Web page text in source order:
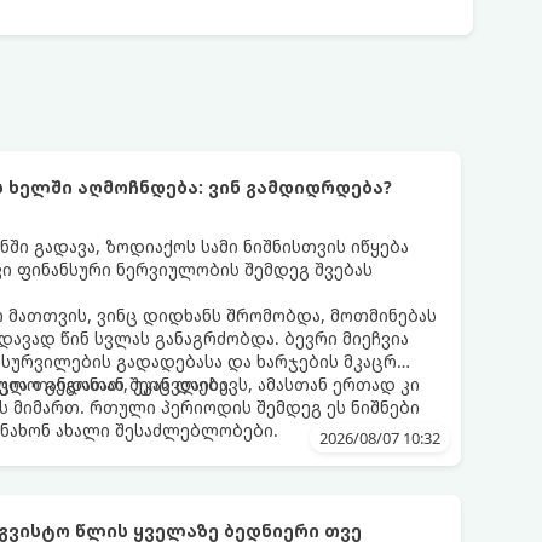
აღმოჩნდება: ვინ გამდიდრდება?
გადავა, ზოდიაქოს სამი ნიშნისთვის იწყება
ნერვიულობის შემდეგ შვებას
ვინც დიდხანს შრომობდა, მოთმინებას
წინ სვლას განაგრძობდა. ბევრი მიეჩვია
გადადებასა და ხარჯების მკაცრ
თანდათან შეიცვლება.
გეგონათ, უკან დაიხევს, ამასთან ერთად კი
მიმართ. რთული პერიოდის შემდეგ ეს ნიშნები
ახალი შესაძლებლობები.
2026/08/07 10:32
წლის ყველაზე ბედნიერი თვე